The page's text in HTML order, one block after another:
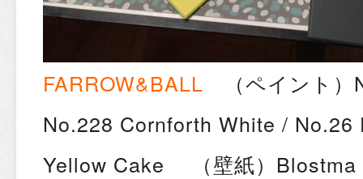
FARROW&BALL （ペイント）
No.228 Cornforth White /
Yellow Cake （壁紙）Blostma